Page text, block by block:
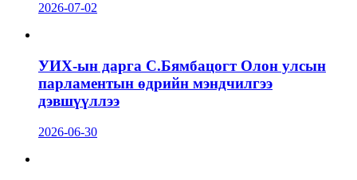
2026-07-02
УИХ-ын дарга С.Бямбацогт Олон улсын
парламентын өдрийн мэндчилгээ
дэвшүүллээ
2026-06-30